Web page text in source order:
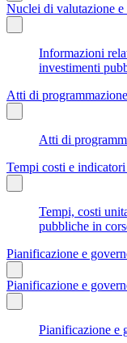
Nuclei di valutazione
Informazioni
investimenti
Atti di
Atti di
Tempi costi e
Tempi, costi
pubbliche in
Pianificazione e
Pianificazione e
Pianificazione e